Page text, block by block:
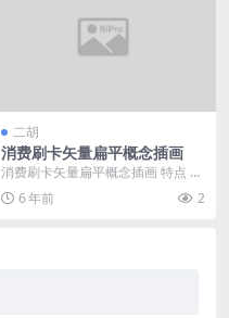
二胡
消费刷卡矢量扁平概念插画
消费刷卡矢量扁平概念插画 特点 A
dobe Illustrator & ...
6 年前 2